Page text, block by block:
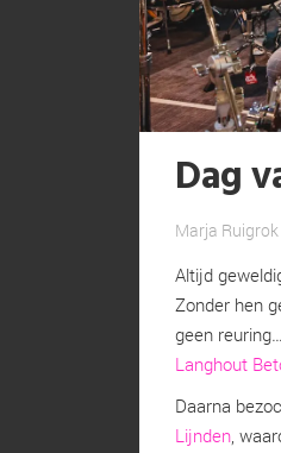
Dag
Marja Ruigrok
Altijd
Zonder hen
geen
Langhout
Daarna
Lijnden,